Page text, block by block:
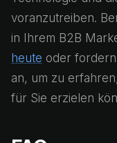
voranzutreiben.
in Ihrem B2B
heute oder fordern
an, um zu
für Sie erzielen